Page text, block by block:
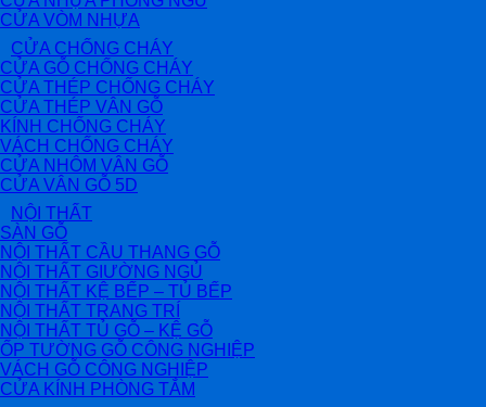
CỬA VÒM NHỰA
CỬA CHỐNG CHÁY
CỬA GỖ CHỐNG CHÁY
CỬA THÉP CHỐNG CHÁY
CỬA THÉP VÂN GỖ
KÍNH CHỐNG CHÁY
VÁCH CHỐNG CHÁY
CỬA NHÔM VÂN GỖ
CỬA VÂN GỖ 5D
NỘI THẤT
SÀN GỖ
NỘI THẤT CẦU THANG GỖ
NỘI THẤT GIƯỜNG NGỦ
NỘI THẤT KỆ BẾP – TỦ BẾP
NỘI THẤT TRANG TRÍ
NỘI THẤT TỦ GỖ – KỆ GỖ
ỐP TƯỜNG GỖ CÔNG NGHIỆP
VÁCH GỖ CÔNG NGHIỆP
CỬA KÍNH PHÒNG TẮM